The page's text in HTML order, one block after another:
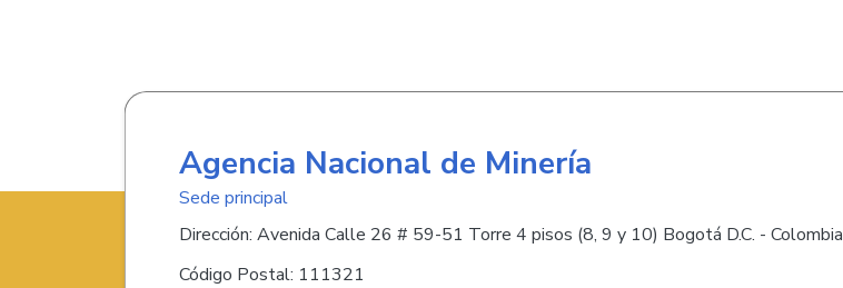
Agencia Nacional de Minería
Sede principal
Dirección: Avenida Calle 26 # 59-51 Torre 4 pisos (8, 9 y 10) Bogotá D.C. - Colombia
Código Postal: 111321